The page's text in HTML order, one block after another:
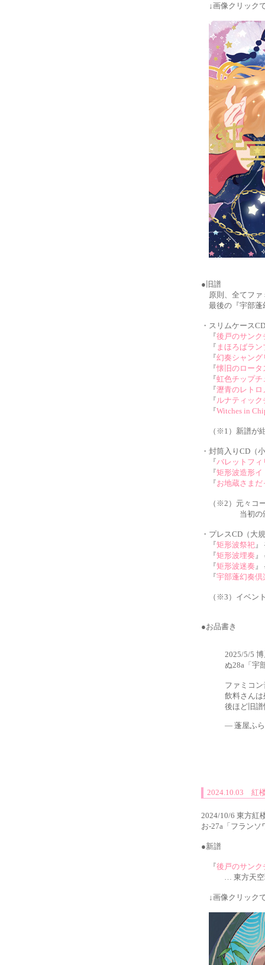
↓画像クリック
●旧譜
原則、全てファ
最後の『宇部蓬
・スリムケース
『後戸のサンク
『 まほろばラン
『幻奏シャング
『懐旧のロータ
『虹色チップチ
『瀝青のレトロ
『ルナティッ
『Witches in
（※1）新譜が紺
・封筒入りCD（
『バレットフィ
『矩形波造形イ
『お地蔵さま
（※2）元々コー
当初の頒布価
・プレスCD（大
『矩形波祭祀』
『矩形波埋奏 』
『矩形波迷奏 』
『宇部蓬幻奏倶
（※3）イベント
●お品書き
2025/5/5
ぬ28a「宇
ファミコ
飲料さん
後ほど旧
— 蓬屋ふら
2024.10.03 紅
2024/10/6 東方紅
お-27a「フラン
●新譜
『後戸のサンク
… 東方天空璋の
↓画像クリック